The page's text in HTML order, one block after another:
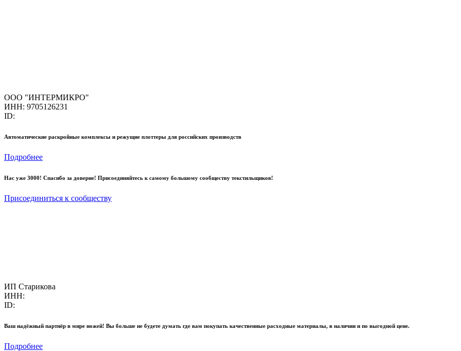
ООО "ИНТЕРМИКРО"
ИНН: 9705126231
ID:
Автоматические раскройные комплексы и режущие плоттеры для российских производств
Подробнее
Нас уже 3000! Спасибо за доверие! Присоединяйтесь к самому большому сообществу текстильщиков!
Присоединиться к сообществу
ИП Старикова
ИНН:
ID:
Ваш надёжный партнёр в мире ножей! Вы больше не будете думать где вам покупать качественные расходные материалы, в наличии и по выгодной цене.
Подробнее